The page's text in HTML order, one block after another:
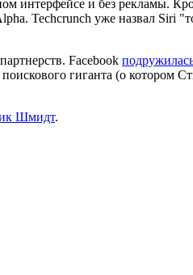
интерфейсе и без рекламы.
Techcrunch уже назвал Siri
Facebook
поискового гиганта (о котором
Шмидт.